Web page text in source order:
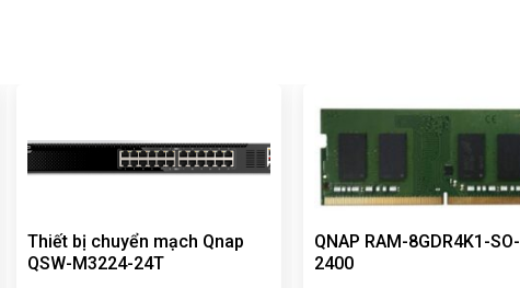
Thiết bị chuyển mạch Qnap
QSW-M3224-24T
QNAP RAM-8GDR4K1-SO-
2400